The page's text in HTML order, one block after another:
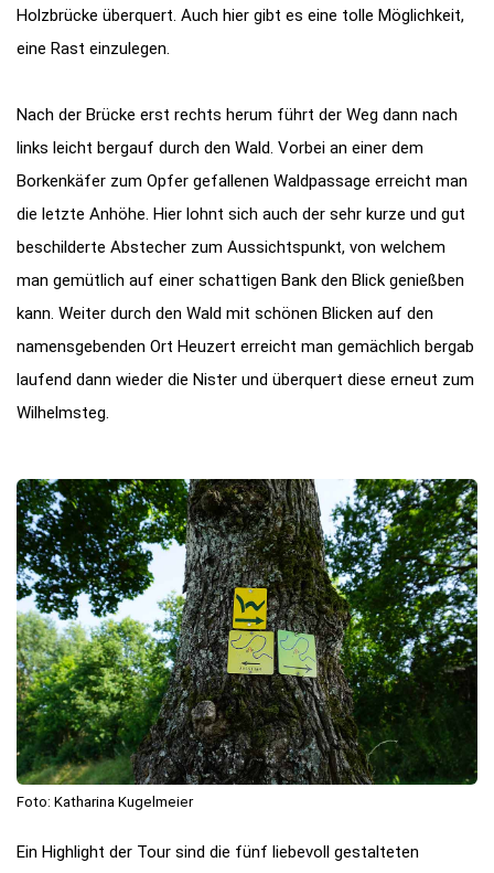
Holzbrücke überquert. Auch hier gibt es eine tolle Möglichkeit,
eine Rast einzulegen.
Nach der Brücke erst rechts herum führt der Weg dann nach
links leicht bergauf durch den Wald. Vorbei an einer dem
Borkenkäfer zum Opfer gefallenen Waldpassage erreicht man
die letzte Anhöhe. Hier lohnt sich auch der sehr kurze und gut
beschilderte Abstecher zum Aussichtspunkt, von welchem
man gemütlich auf einer schattigen Bank den Blick genießben
kann. Weiter durch den Wald mit schönen Blicken auf den
namensgebenden Ort Heuzert erreicht man gemächlich bergab
laufend dann wieder die Nister und überquert diese erneut zum
Wilhelmsteg.
Foto: Katharina Kugelmeier
Ein Highlight der Tour sind die fünf liebevoll gestalteten